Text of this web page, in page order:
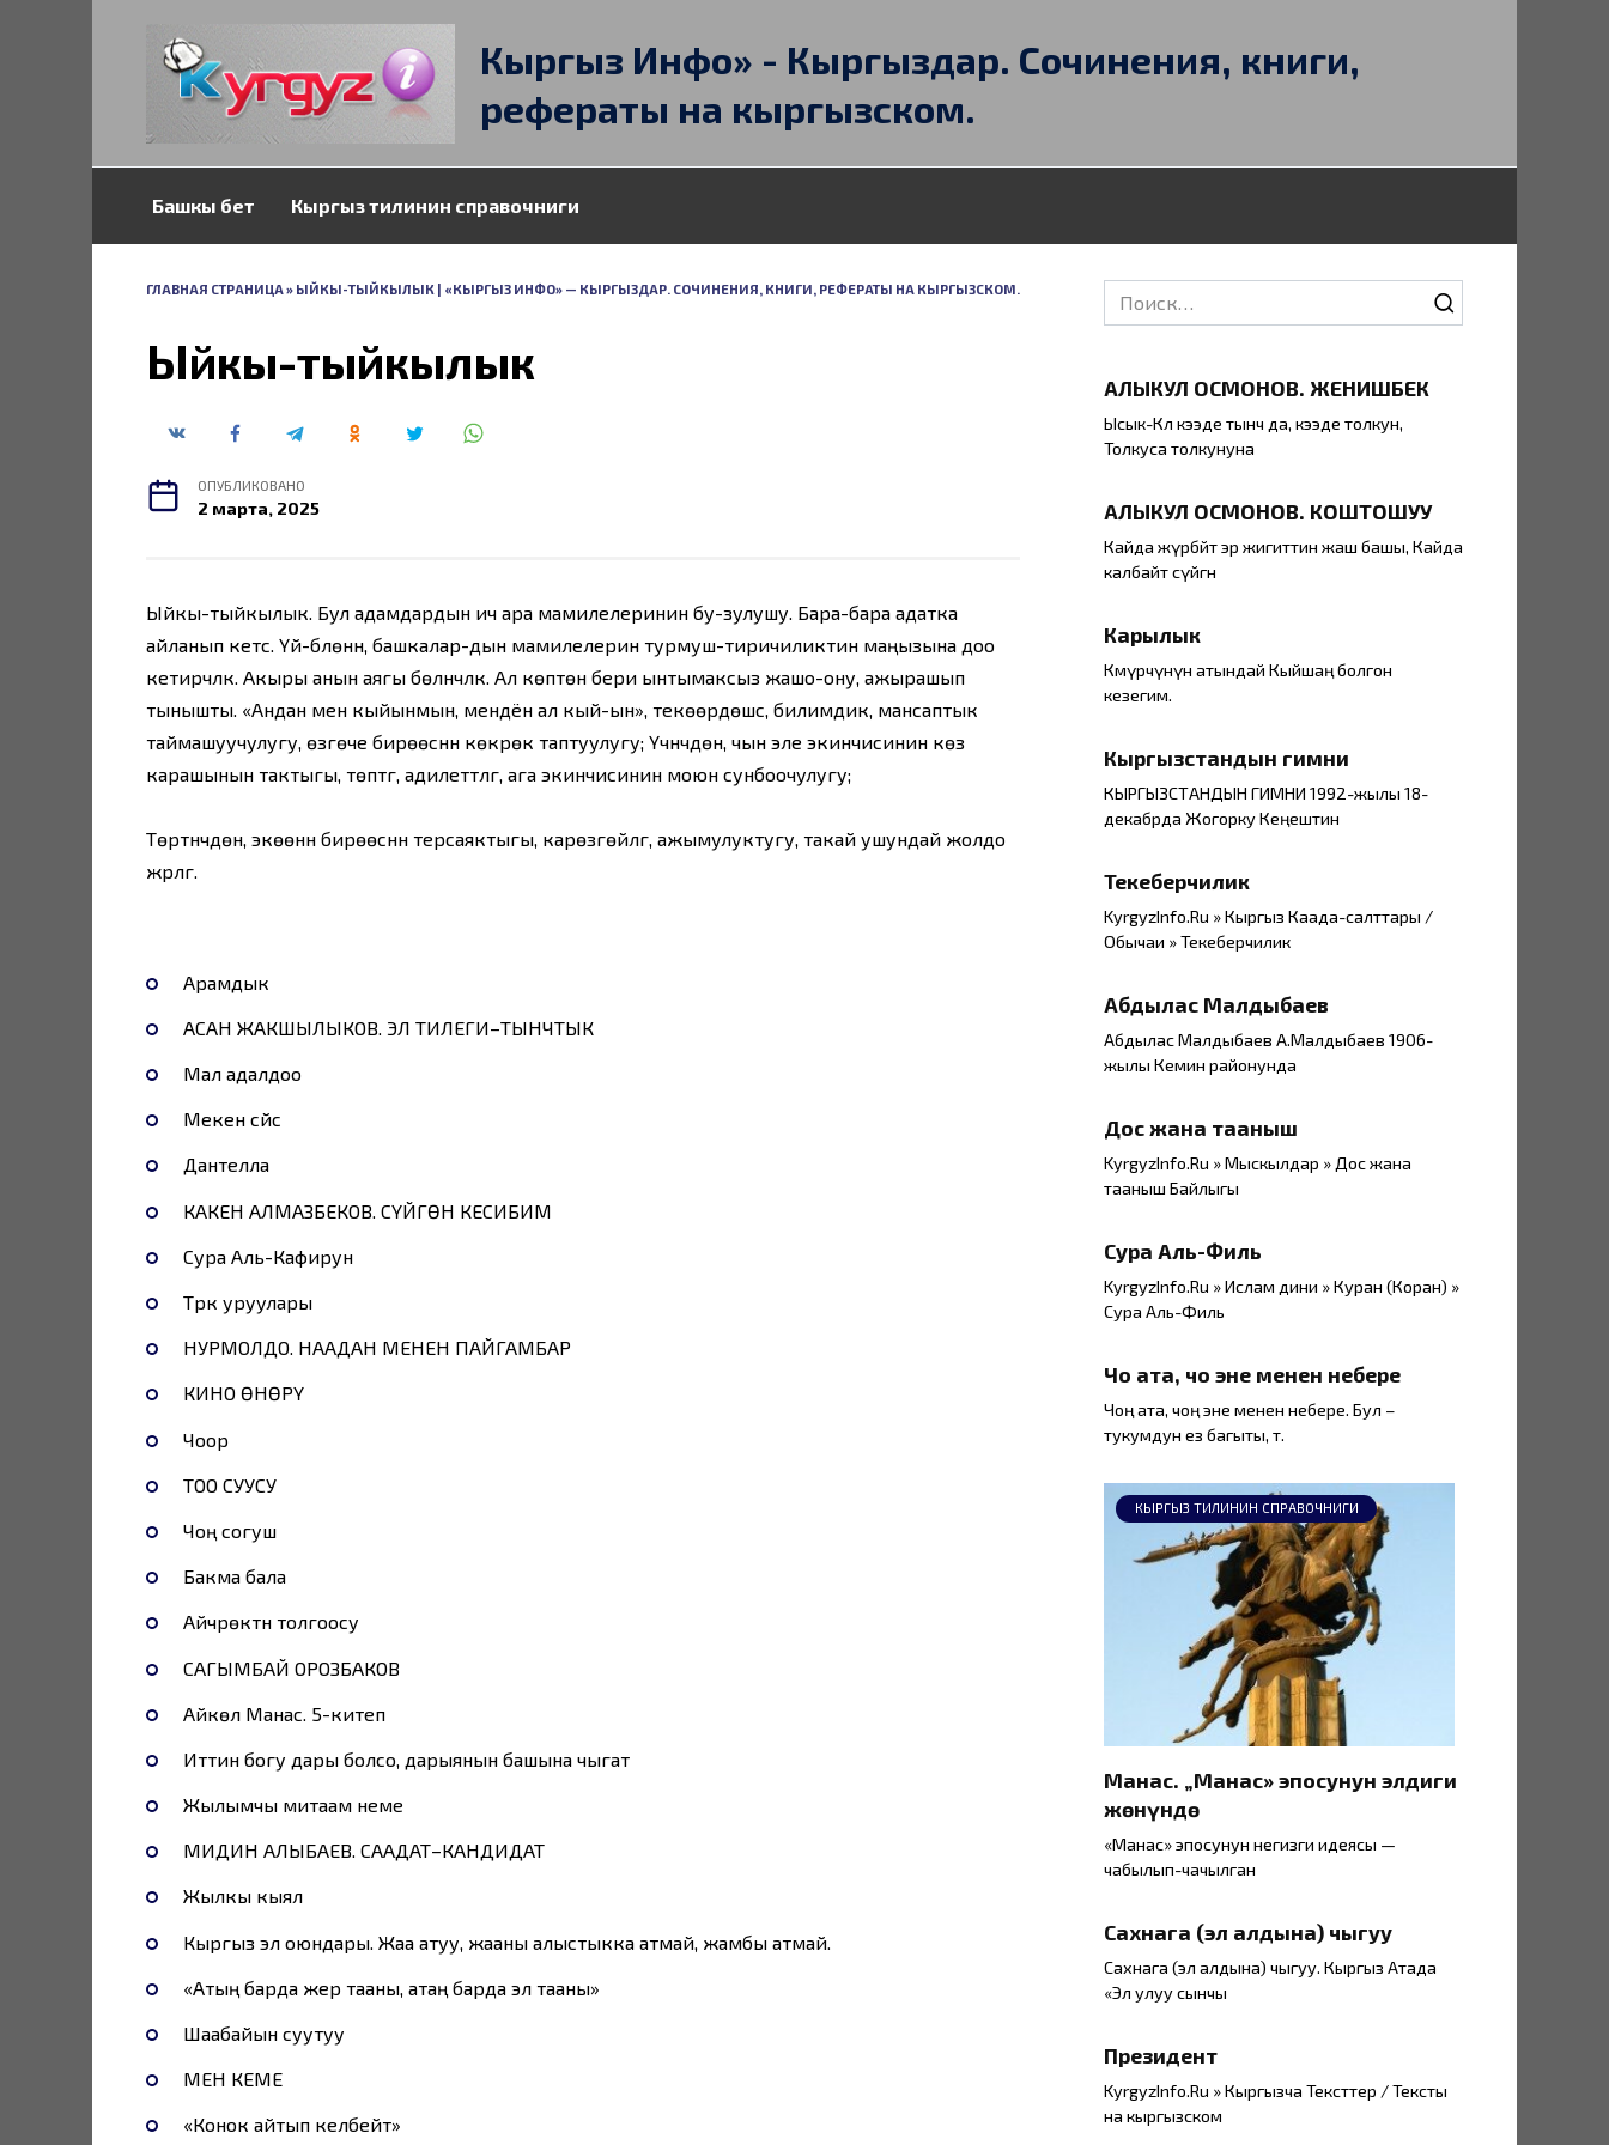
Кыргыз Инфо» - Кыргыздар. Сочинения, книги,
рефераты на кыргызском.
Башкы бет Кыргыз тилинин справочниги
ГЛАВНАЯ СТРАНИЦА» ЫЙКЫ-ТЫЙКЫЛЫК | «КЫРГЫЗ ИНФО» — КЫРГЫЗДАР. СОЧИНЕНИЯ, КНИГИ, РЕФЕРАТЫ НА КЫРГЫЗСКОМ.
Ыйкы-тыйкылык
ОПУБЛИКОВАНО
2 марта, 2025
Ыйкы-тыйкылык. Бул адамдардын ич ара мамилелеринин бу-зулушу. Бара-бара адатка
айланып кетүүсү. Үй-бүлөнүн, башкалар-дын мамилелерин турмуш-тиричиликтин маңызына доо
кетирүүчүлүк. Акыры анын аягы бөлүнүүчүлүк. Ал көптөн бери ынтымаксыз жашо-ону, ажырашып
тынышты. «Андан мен кыйынмын, мендён ал кый-ын», текөөрдөшүүсү, билимдик, мансаптык
таймашуучулугу, өзгөче бирөөсүнүн көкүрөк таптуулугу; Үчүнчүдөн, чын эле экинчисинин көз
карашынын тактыгы, төптүгү, адилеттүүлүгү, ага экинчисинин моюн сунбоочулугу;
Төртүнчүдөн, экөөнүн бирөөсүнүн терсаяктыгы, карөзгөйлүгү, ажымулуктугу, такай ушундай жолдо
жүрүүлүгү.
Арамдык
АСАН ЖАКШЫЛЫКОВ. ЭЛ ТИЛЕГИ–ТЫНЧТЫК
Мал адалдоо
Мекен сүйүүсү
Дантелла
КАКЕН АЛМАЗБЕКОВ. СҮЙГӨН КЕСИБИМ
Сура Аль-Кафирун
Түрк уруулары
НУРМОЛДО. НААДАН МЕНЕН ПАЙГАМБАР
КИНО ӨНӨРҮ
Чоор
ТОО СУУСУ
Чоң согуш
Бакма бала
Айчүрөктүн толгоосу
САГЫМБАЙ ОРОЗБАКОВ
Айкөл Манас. 5-китеп
Иттин богу дары болсо, дарыянын башына чыгат
Жылымчы митаам неме
МИДИН АЛЫБАЕВ. СААДАТ–КАНДИДАТ
Жылкы кыял
Кыргыз эл оюндары. Жаа атуу, жааны алыстыкка атмай, жамбы атмай.
«Атың барда жер тааны, атаң барда эл тааны»
Шаабайын суутуу
МЕН КЕМЕ
«Конок айтып келбейт»
Search
for:
АЛЫКУЛ ОСМОНОВ. ЖЕНИШБЕК
Ысык-Көл кээде тынч да, кээде толкун,
Толкуса толкунуна
АЛЫКУЛ ОСМОНОВ. КОШТОШУУ
Кайда жүрбөйт эр жигиттин жаш башы, Кайда
калбайт сүйгөн
Карылык
Көмүрчүнүн атындай Кыйшаң болгон
кезегим.
Кыргызстандын гимни
КЫРГЫЗСТАНДЫН ГИМНИ 1992-жылы 18-
декабрда Жогорку Кеңештин
Текеберчилик
KyrgyzInfo.Ru » Кыргыз Каада-салттары /
Обычаи » Текеберчилик
Абдылас Малдыбаев
Абдылас Малдыбаев А.Малдыбаев 1906-
жылы Кемин районунда
Дос жана тааныш
KyrgyzInfo.Ru » Мыскылдар » Дос жана
тааныш Байлыгы
Сура Аль-Филь
KyrgyzInfo.Ru » Ислам дини » Куран (Коран) »
Сура Аль-Филь
Чоң ата, чоң эне менен небере
Чоң ата, чоң эне менен небере. Бул –
тукумдун ез багыты, т.
КЫРГЫЗ ТИЛИНИН СПРАВОЧНИГИ
Манас. „Манас» эпосунун элдиги
жөнүндө
«Манас» эпосунун негизги идеясы —
чабылып-чачылган
Сахнага (эл алдына) чыгуу
Сахнага (эл алдына) чыгуу. Кыргыз Атада
«Эл улуу сынчы
Президент
KyrgyzInfo.Ru » Кыргызча Тексттер / Тексты
на кыргызском